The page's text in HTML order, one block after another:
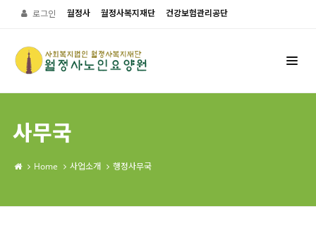
로그인 월정사 월정사복지재단 건강보험관리공단
사무국
Home 사업소개 행정사무국